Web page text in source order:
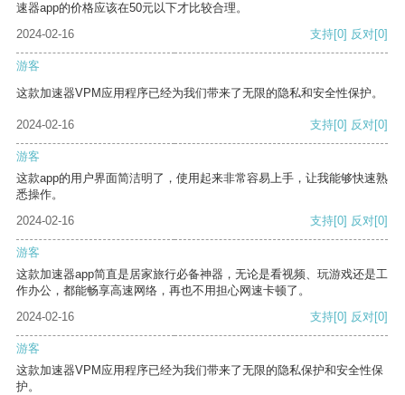
速器app的价格应该在50元以下才比较合理。
2024-02-16
支持[0] 反对[0]
游客
这款加速器VPM应用程序已经为我们带来了无限的隐私和安全性保护。
2024-02-16 支持[0] 反对[0]
游客
这款app的用户界面简洁明了，使用起来非常容易上手，让我能够快速熟
悉操作。
2024-02-16
支持[0] 反对[0]
游客
这款加速器app简直是居家旅行必备神器，无论是看视频、玩游戏还是工
作办公，都能畅享高速网络，再也不用担心网速卡顿了。
2024-02-16
支持[0] 反对[0]
游客
这款加速器VPM应用程序已经为我们带来了无限的隐私保护和安全性保
护。